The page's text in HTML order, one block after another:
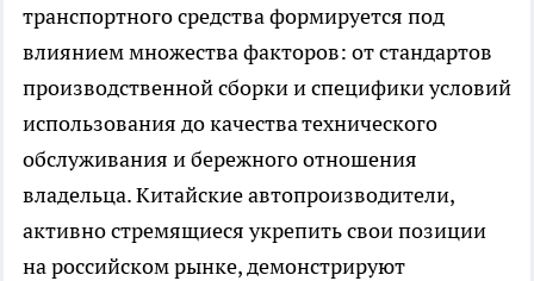
транспортного средства формируется под
влиянием множества факторов: от стандартов
производственной сборки и специфики условий
использования до качества технического
обслуживания и бережного отношения
владельца. Китайские автопроизводители,
активно стремящиеся укрепить свои позиции
на российском рынке, демонстрируют